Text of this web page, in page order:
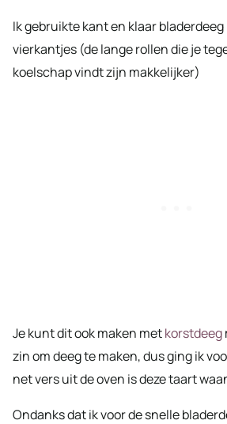
Ik gebruikte kant en klaar
vierkantjes (de lange rollen die je
koelschap vindt zijn makkelijker)
Je kunt dit ook maken metkorstdeeg
zin om deeg te maken, dus ging ik
net vers uit de oven is deze taart
Ondanks dat ik voor de snelle